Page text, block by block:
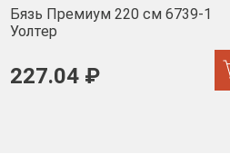
Бязь Премиум 220 см 6739-1
Уолтер
227.04 ₽